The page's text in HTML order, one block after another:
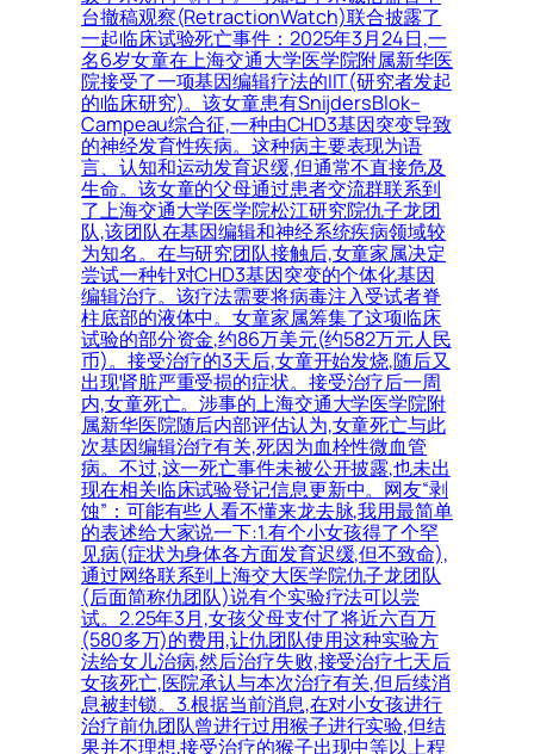
台撤稿观察(RetractionWatch)联合披露了
一起临床试验死亡事件：2025年3月24日,一
名6岁女童在上海交通大学医学院附属新华医
院接受了一项基因编辑疗法的IIT(研究者发起
的临床研究)。该女童患有SnijdersBlok–
Campeau综合征,一种由CHD3基因突变导致
的神经发育性疾病。这种病主要表现为语
言、认知和运动发育迟缓,但通常不直接危及
生命。该女童的父母通过患者交流群联系到
了上海交通大学医学院松江研究院仇子龙团
队,该团队在基因编辑和神经系统疾病领域较
为知名。在与研究团队接触后,女童家属决定
尝试一种针对CHD3基因突变的个体化基因
编辑治疗。该疗法需要将病毒注入受试者脊
柱底部的液体中。女童家属筹集了这项临床
试验的部分资金,约86万美元(约582万元人民
币)。接受治疗的3天后,女童开始发烧,随后又
出现肾脏严重受损的症状。接受治疗后一周
内,女童死亡。涉事的上海交通大学医学院附
属新华医院随后内部评估认为,女童死亡与此
次基因编辑治疗有关,死因为血栓性微血管
病。不过,这一死亡事件未被公开披露,也未出
现在相关临床试验登记信息更新中。网友“剥
蚀”：可能有些人看不懂来龙去脉,我用最简单
的表述给大家说一下:1.有个小女孩得了个罕
见病(症状为身体各方面发育迟缓,但不致命),
通过网络联系到上海交大医学院仇子龙团队
(后面简称仇团队)说有个实验疗法可以尝
试。2.25年3月,女孩父母支付了将近六百万
(580多万)的费用,让仇团队使用这种实验方
法给女儿治病,然后治疗失败,接受治疗七天后
女孩死亡,医院承认与本次治疗有关,但后续消
息被封锁。3.根据当前消息,在对小女孩进行
治疗前仇团队曾进行过用猴子进行实验,但结
果并不理想,接受治疗的猴子出现中等以上程